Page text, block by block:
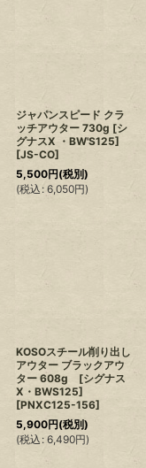
ジャパンスピード クラ
ッチアウター 730g [シ
グナスX ・BW'S125]
[JS-CO]
5,500円(税別)
(税込 : 6,050円)
KOSOスチール削り出し
アウター ブラックアウ
ター 608g [シグナス
X・BWS125]
[PNXC125-156]
5,900円(税別)
(税込 : 6,490円)